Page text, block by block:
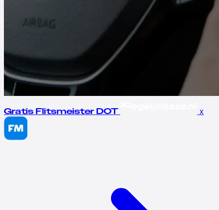
Gratis Flitsmeister DOT x